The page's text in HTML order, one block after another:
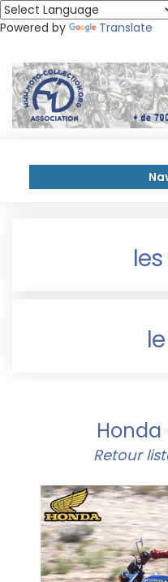
Powered by Translate
Honda
Retour